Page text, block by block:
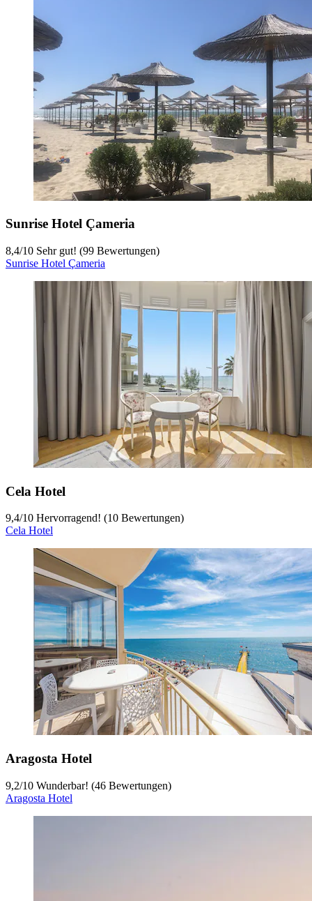
Sunrise Hotel Çameria
8,4/10 Sehr gut! (99 Bewertungen)
Sunrise Hotel Çameria
Cela Hotel
9,4/10 Hervorragend! (10 Bewertungen)
Cela Hotel
Aragosta Hotel
9,2/10 Wunderbar! (46 Bewertungen)
Aragosta Hotel